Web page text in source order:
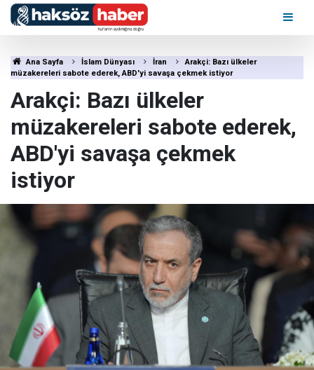
Ana Sayfa İslam Dünyası İran
Arakçi: Bazı ülkeler
müzakereleri sabote ederek, ABD'yi savaşa çekmek istiyor
Arakçi: Bazı ülkeler
müzakereleri sabote ederek,
ABD'yi savaşa çekmek
istiyor